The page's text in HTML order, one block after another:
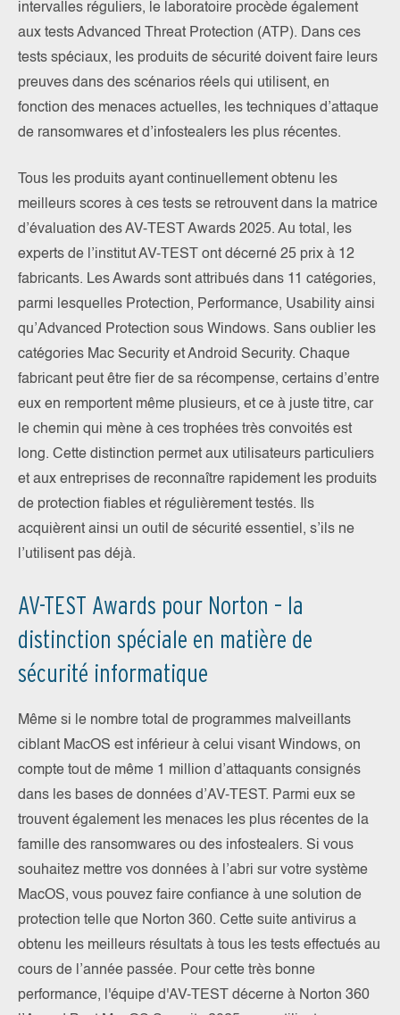
intervalles réguliers, le laboratoire procède également
aux tests Advanced Threat Protection (ATP). Dans ces
tests spéciaux, les produits de sécurité doivent faire leurs
preuves dans des scénarios réels qui utilisent, en
fonction des menaces actuelles, les techniques d’attaque
de ransomwares et d’infostealers les plus récentes.
Tous les produits ayant continuellement obtenu les
meilleurs scores à ces tests se retrouvent dans la matrice
d’évaluation des AV-TEST Awards 2025. Au total, les
experts de l’institut AV-TEST ont décerné 25 prix à 12
fabricants. Les Awards sont attribués dans 11 catégories,
parmi lesquelles Protection, Performance, Usability ainsi
qu’Advanced Protection sous Windows. Sans oublier les
catégories Mac Security et Android Security. Chaque
fabricant peut être fier de sa récompense, certains d’entre
eux en remportent même plusieurs, et ce à juste titre, car
le chemin qui mène à ces trophées très convoités est
long. Cette distinction permet aux utilisateurs particuliers
et aux entreprises de reconnaître rapidement les produits
de protection fiables et régulièrement testés. Ils
acquièrent ainsi un outil de sécurité essentiel, s’ils ne
l’utilisent pas déjà.
AV-TEST Awards pour Norton – la
distinction spéciale en matière de
sécurité informatique
Même si le nombre total de programmes malveillants
ciblant MacOS est inférieur à celui visant Windows, on
compte tout de même 1 million d’attaquants consignés
dans les bases de données d’AV-TEST. Parmi eux se
trouvent également les menaces les plus récentes de la
famille des ransomwares ou des infostealers. Si vous
souhaitez mettre vos données à l’abri sur votre système
MacOS, vous pouvez faire confiance à une solution de
protection telle que Norton 360. Cette suite antivirus a
obtenu les meilleurs résultats à tous les tests effectués au
cours de l’année passée. Pour cette très bonne
performance, l'équipe d'AV-TEST décerne à Norton 360